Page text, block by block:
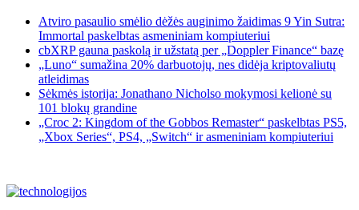
Atviro pasaulio smėlio dėžės auginimo žaidimas 9 Yin Sutra:
Immortal paskelbtas asmeniniam kompiuteriui
cbXRP gauna paskolą ir užstatą per „Doppler Finance“ bazę
„Luno“ sumažina 20% darbuotojų, nes didėja kriptovaliutų
atleidimas
Sėkmės istorija: Jonathano Nicholso mokymosi kelionė su
101 blokų grandine
„Croc 2: Kingdom of the Gobbos Remaster“ paskelbtas PS5,
„Xbox Series“, PS4, „Switch“ ir asmeniniam kompiuteriui